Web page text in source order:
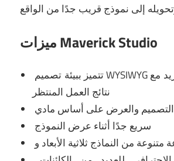
ميزات Maverick Studio
نتائج العمل المنتظر
التصميم والعرض على أساس مادي
سريع جدًا أثناء عرض النموذج